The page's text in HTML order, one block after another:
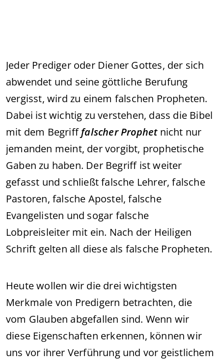
Jeder Prediger oder Diener Gottes, der sich
abwendet und seine göttliche Berufung
vergisst, wird zu einem falschen Propheten.
Dabei ist wichtig zu verstehen, dass die Bibel
mit dem Begrifffalscher Prophetnicht nur
jemanden meint, der vorgibt, prophetische
Gaben zu haben. Der Begriff ist weiter
gefasst und schließt falsche Lehrer, falsche
Pastoren, falsche Apostel, falsche
Evangelisten und sogar falsche
Lobpreisleiter mit ein. Nach der Heiligen
Schrift gelten all diese als falsche Propheten.
Heute wollen wir die drei wichtigsten
Merkmale von Predigern betrachten, die
vom Glauben abgefallen sind. Wenn wir
diese Eigenschaften erkennen, können wir
uns vor ihrer Verführung und vor geistlichem